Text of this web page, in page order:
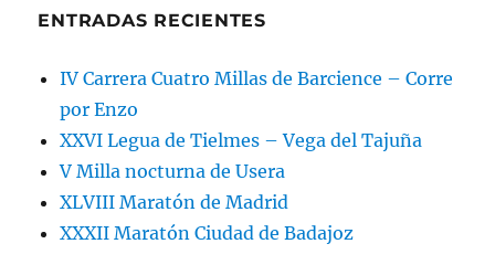
ENTRADAS RECIENTES
IV Carrera Cuatro Millas de Barcience – Corre
por Enzo
XXVI Legua de Tielmes – Vega del Tajuña
V Milla nocturna de Usera
XLVIII Maratón de Madrid
XXXII Maratón Ciudad de Badajoz